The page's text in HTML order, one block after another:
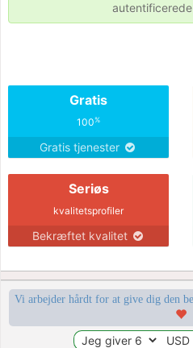
Gratis
100%
Gratis tjenester
Seriøs
kvalitetsprofiler
Bekræftet kvalitet
Vi arbejder hårdt for at give dig den